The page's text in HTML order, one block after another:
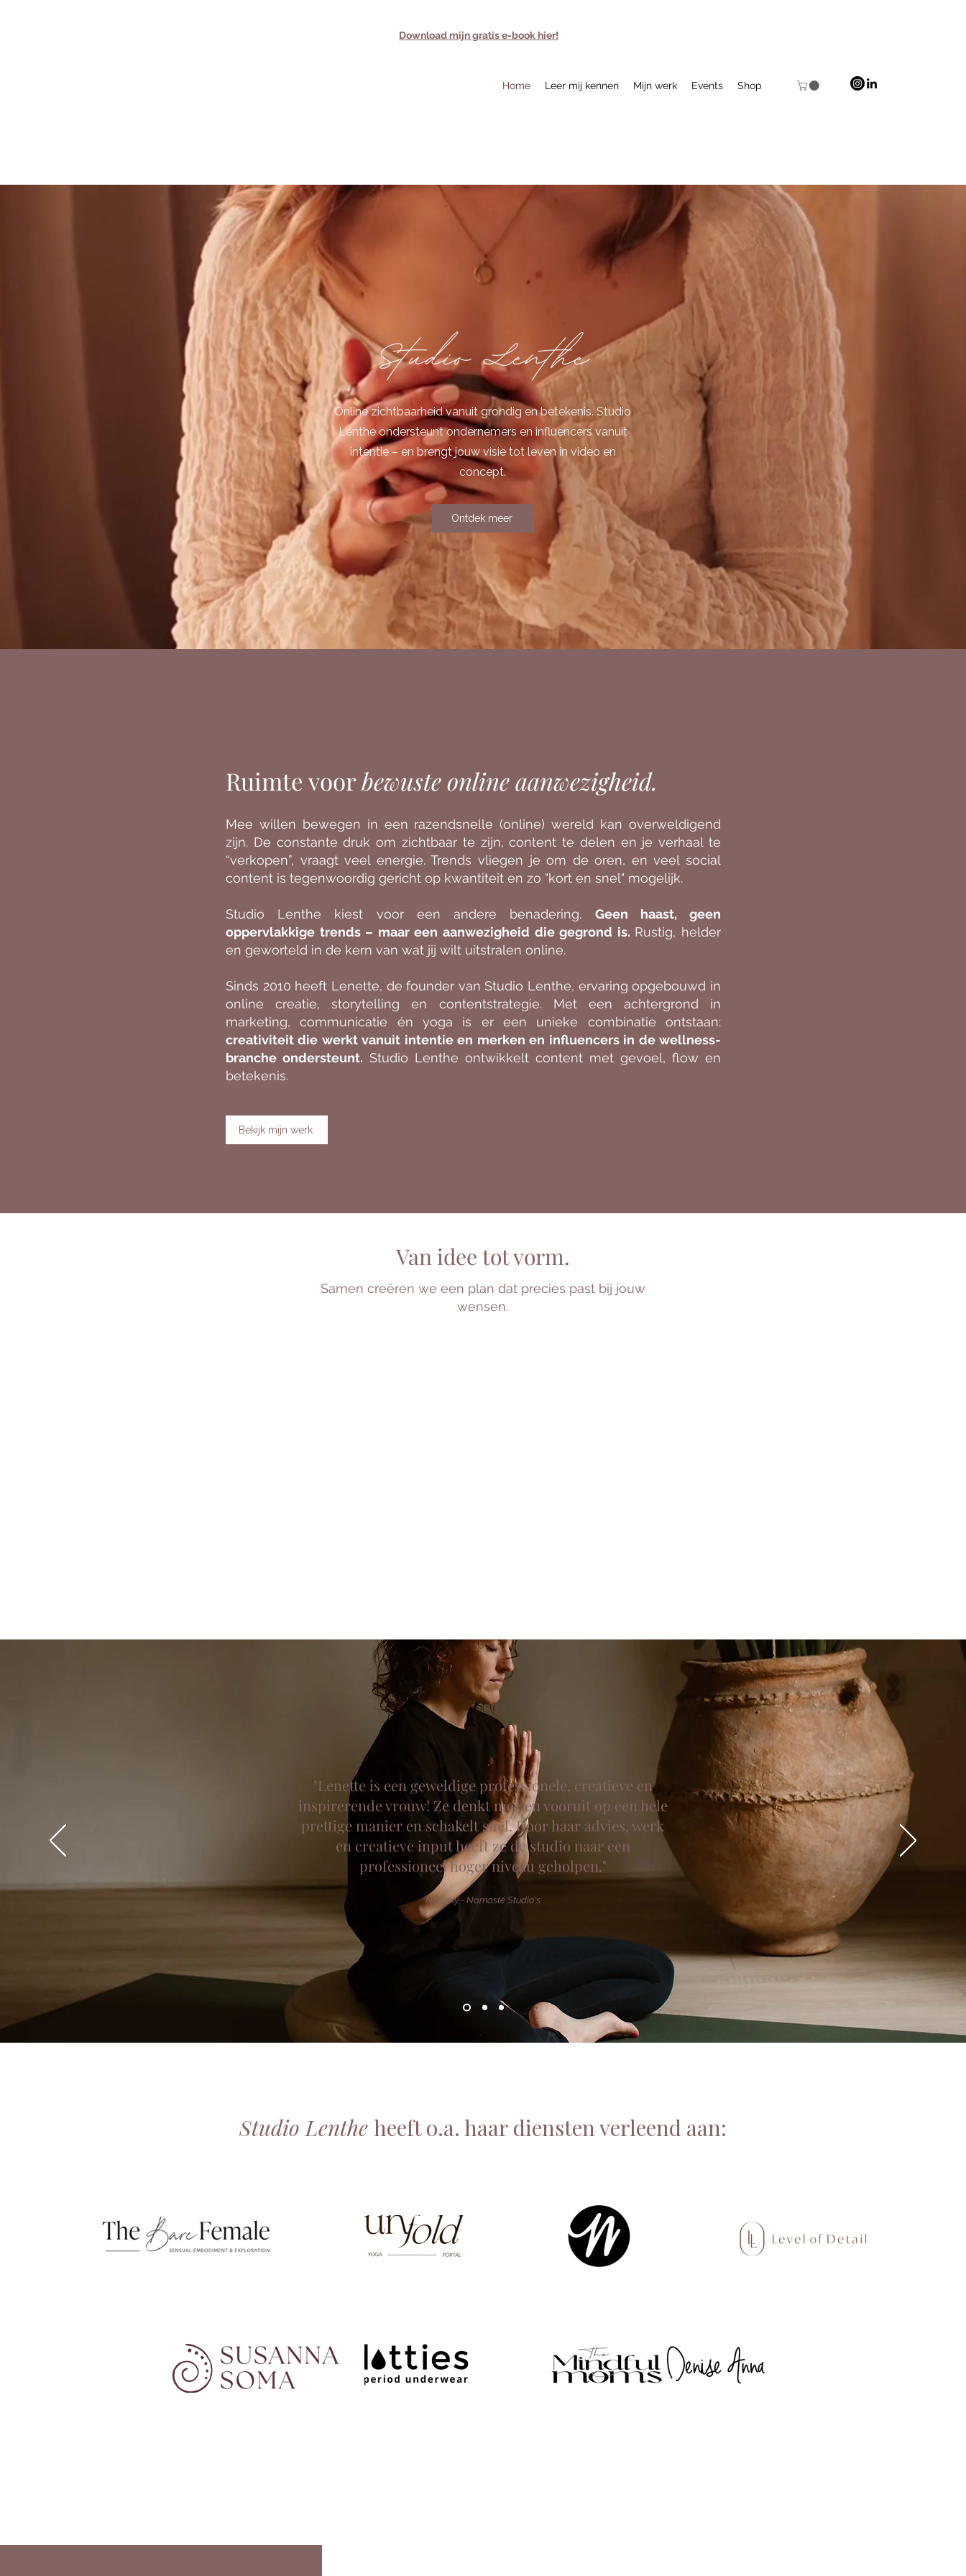
Home Leer mij kennen Mijn werk Events Shop
Download mijn gratis e-book hier!
Online zichtbaarheid vanuit grondig en betekenis. Studio
Lenthe ondersteunt ondernemers en influencers vanuit
intentie – en brengt jouw visie tot leven in video en
concept.
Ontdek meer
Ruimte voorbewuste online aanwezigheid.
Mee willen bewegen in een razendsnelle (online) wereld kan overweldigend
zijn. De constante druk om zichtbaar te zijn, content te delen en je verhaal te
“verkopen”, vraagt veel energie. Trends vliegen je om de oren, en veel social
content is tegenwoordig gericht op kwantiteit en zo "kort en snel" mogelijk.
Studio Lenthe kiest voor een andere benadering. Geen haast, geen
oppervlakkige trends – maar een aanwezigheid die gegrond is. Rustig, helder
en geworteld in de kern van wat jij wilt uitstralen online.
Sinds 2010 heeft Lenette, de founder van Studio Lenthe, ervaring opgebouwd in
online creatie, storytelling en contentstrategie. Met een achtergrond in
marketing, communicatie én yoga is er een unieke combinatie ontstaan:
creativiteit die werkt vanuit intentie en merken en influencers in de wellness-
branche ondersteunt. Studio Lenthe ontwikkelt content met gevoel, flow en
betekenis.
Bekijk mijn werk
Van idee tot vorm.
Samen creëren we een plan dat precies past bij jouw
wensen.
"Lenette is een geweldige professionele, creatieve en
inspirerende vrouw! Ze denkt mee en vooruit op een hele
prettige manier en schakelt snel. Door haar advies, werk
en creatieve input heeft ze de studio naar een
professioneel hoger niveau geholpen."
Nathaly - Namasté Studio's
Studio Lenthe heeft o.a. haar diensten verleend aan: